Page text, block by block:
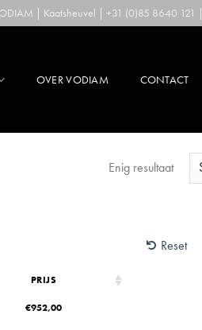
| Kaatsheuvel | +31 (0)85 8640 121 |
OVER VODIAM CONTACT
Enig resultaat
Reset
PRIJS
€952,00